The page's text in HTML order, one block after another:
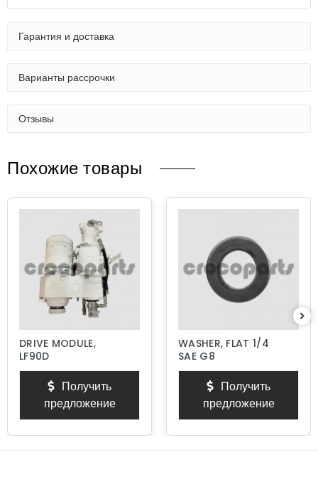
Гарантия и доставка
Варианты рассрочки
Отзывы
Похожие товары
DRIVE MODULE,
LF90D
Получить
предложение
WASHER, FLAT 1/4
SAE G8
Получить
предложение